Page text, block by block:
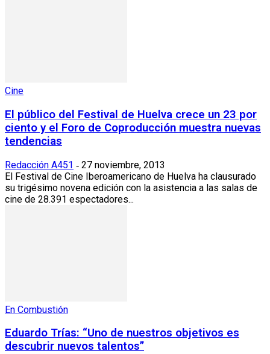
Cine
El público del Festival de Huelva crece un 23 por
ciento y el Foro de Coproducción muestra nuevas
tendencias
Redacción A451 - 27 noviembre, 2013
El Festival de Cine Iberoamericano de Huelva ha clausurado
su trigésimo novena edición con la asistencia a las salas de
cine de 28.391 espectadores...
En Combustión
Eduardo Trías: “Uno de nuestros objetivos es
descubrir nuevos talentos”